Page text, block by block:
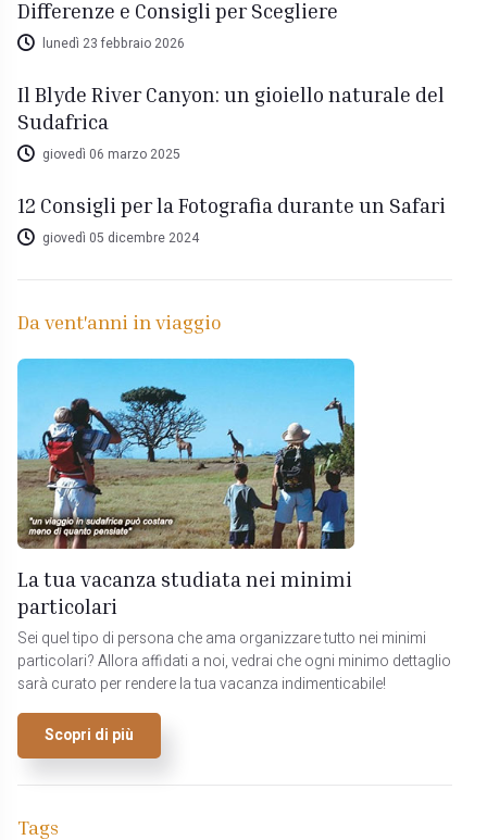
Differenze e Consigli per Scegliere
lunedì 23 febbraio 2026
Il Blyde River Canyon: un gioiello naturale del
Sudafrica
giovedì 06 marzo 2025
12 Consigli per la Fotografia durante un Safari
giovedì 05 dicembre 2024
Da vent'anni in viaggio
La tua vacanza studiata nei minimi
particolari
Sei quel tipo di persona che ama organizzare tutto nei minimi
particolari? Allora affidati a noi, vedrai che ogni minimo dettaglio
sarà curato per rendere la tua vacanza indimenticabile!
Scopri di più
Tags